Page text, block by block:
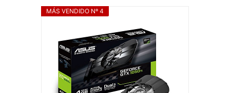
MÁS VENDIDO Nº 4